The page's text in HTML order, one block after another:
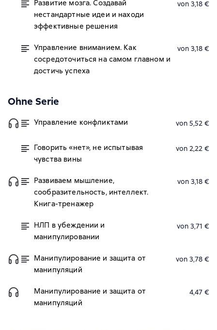
Развитие мозга. Создавай
нестандартные идеи и находи
эффективные решения
von 3,18 €
Управление вниманием. Как
сосредоточиться на самом главном и
достичь успеха
von 3,18 €
Ohne Serie
Управление конфликтами von 5,52 €
Говорить «нет», не испытывая
чувства вины
von 2,22 €
Развиваем мышление,
сообразительность, интеллект.
Книга-тренажер
von 3,18 €
НЛП в убеждении и
манипулировании
von 3,71 €
Манипулирование и защита от
манипуляций
von 3,78 €
Манипулирование и защита от
манипуляций
4,47 €